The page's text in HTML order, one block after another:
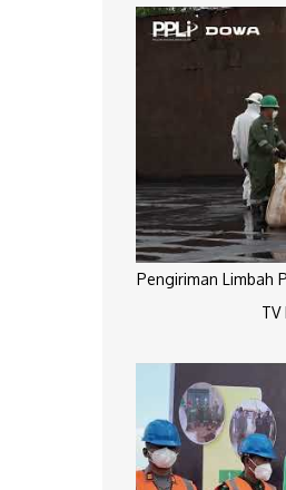
Pengiriman Limbah
TV